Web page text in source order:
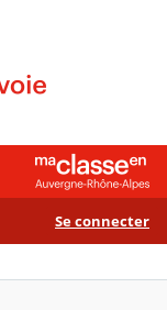
Se connecter